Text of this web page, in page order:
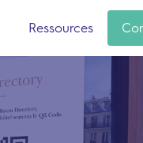
Ressources